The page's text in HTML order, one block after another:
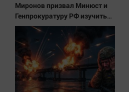
Миронов призвал Минюст и
Генпрокуратуру РФ изучить
деятельность партии Яблоко